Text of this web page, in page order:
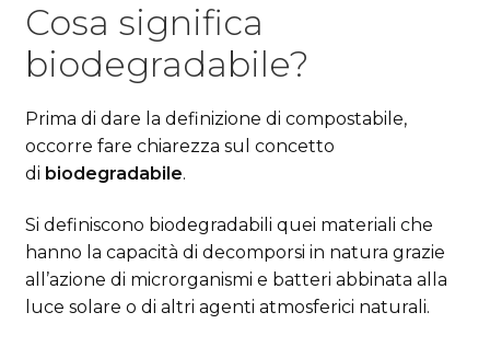
Cosa significa
biodegradabile?
Prima di dare la definizione di compostabile,
occorre fare chiarezza sul concetto
di biodegradabile.
Si definiscono biodegradabili quei materiali che
hanno la capacità di decomporsi in natura grazie
all’azione di microrganismi e batteri abbinata alla
luce solare o di altri agenti atmosferici naturali.